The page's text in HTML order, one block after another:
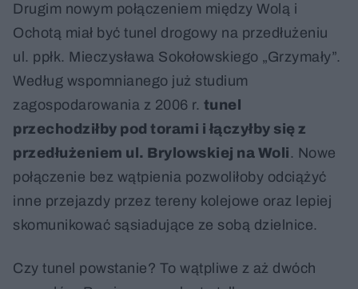
Drugim nowym połączeniem między Wolą i
Ochotą miał być tunel drogowy na przedłużeniu
ul. ppłk. Mieczysława Sokołowskiego „Grzymały”.
Według wspomnianego już studium
zagospodarowania z 2006 r. tunel
przechodziłby pod torami i łączyłby się z
przedłużeniem ul. Brylowskiej na Woli . Nowe
połączenie bez wątpienia pozwoliłoby odciążyć
inne przejazdy przez tereny kolejowe oraz lepiej
skomunikować sąsiadujące ze sobą dzielnice.
Czy tunel powstanie? To wątpliwe z aż dwóch